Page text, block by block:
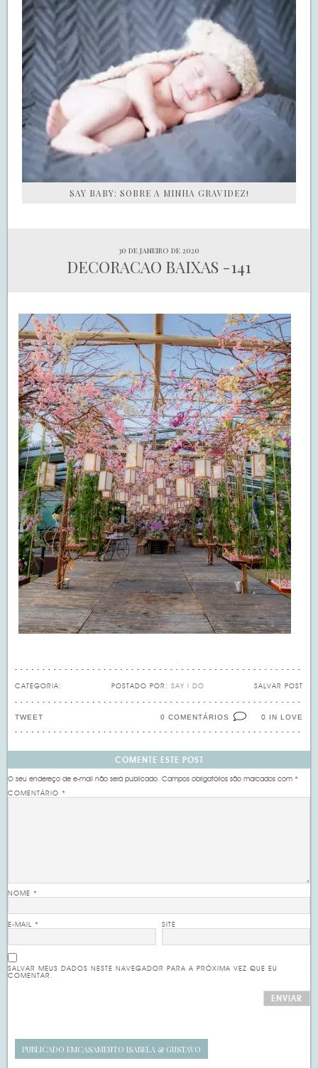
SAY BABY: SOBRE A MINHA GRAVIDEZ!
30 de janeiro de 2020
DECORACAO BAIXAS -141
CATEGORIA: SALVAR POST
POSTADO POR: SAY I DO
0 IN LOVE
0 COMENTÁRIOS
TWEET
COMENTE ESTE POST
O seu endereço de e-mail não será publicado. Campos obrigatórios são marcados com*
COMENTÁRIO*
NOME*
E-MAIL* SITE
SALVAR MEUS DADOS NESTE NAVEGADOR PARA A PRÓXIMA VEZ QUE EU
COMENTAR.
PUBLICADO EMCASAMENTO ISABELA & GUSTAVO